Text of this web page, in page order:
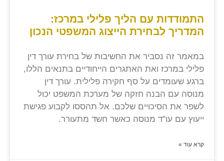
התמודדות עם הליך פלילי במרכז:
המדריך לבחירת הייצוג המשפטי הנכון
במאמר זה נסביר את החשיבות של בחירת עורך דין
פלילי במרכז ואת האתגרים הייחודיים בתנאים הללו,
ברגע שעומדים על סף חקירה פלילית. עורך דין
מנוסה עם הבנה חזקה של מערכת המשפט יכול
לשפר את הסיכויים שלכם. אל תהססו לקבוע פגישת
ייעוץ עם עו"ד מנוסה כאשר חשד מתעורר.
קרא עוד »